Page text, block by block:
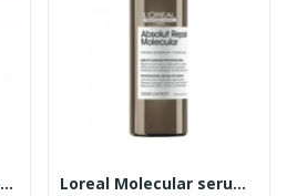
Loreal Molecular szampon 300ml Loreal Molecular serum 250ml